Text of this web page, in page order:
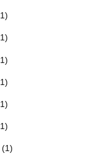
(1)